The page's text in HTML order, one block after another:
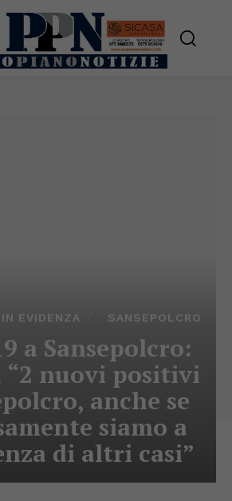
IN EVIDENZA SANSEPOLCRO
a Sansepolcro:
nuovi positivi
anche se
siamo a
di altri casi”